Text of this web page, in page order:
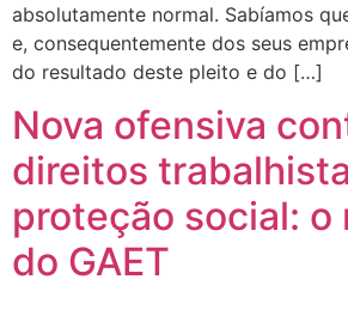
absolutamente normal. Sabíamos
e, consequentemente dos seus
do resultado deste pleito e do […]
Nova ofensiva
direitos
proteção social: o
do GAET